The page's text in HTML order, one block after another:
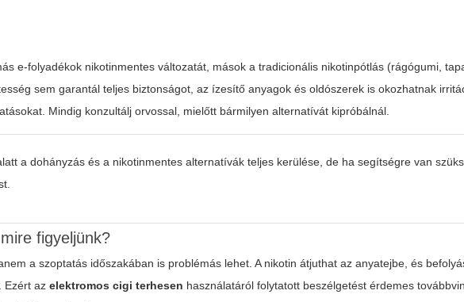
e-folyadékok nikotinmentes változatát, mások a tradicionális nikotinpótlás (rágógumi,
sem garantál teljes biztonságot, az ízesítő anyagok és oldószerek is okozhatnak
Mindig konzultálj orvossal, mielőtt bármilyen alternatívát kipróbálnál.
a dohányzás és a nikotinmentes alternatívák teljes kerülése, de ha segítségre van
figyeljünk?
a szoptatás időszakában is problémás lehet. A nikotin átjuthat az anyatejbe, és
Ezért azelektromos cigi terhesen használatáról folytatott beszélgetést érdemes